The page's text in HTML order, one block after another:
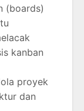
(boards)
kanban
proyek
dan